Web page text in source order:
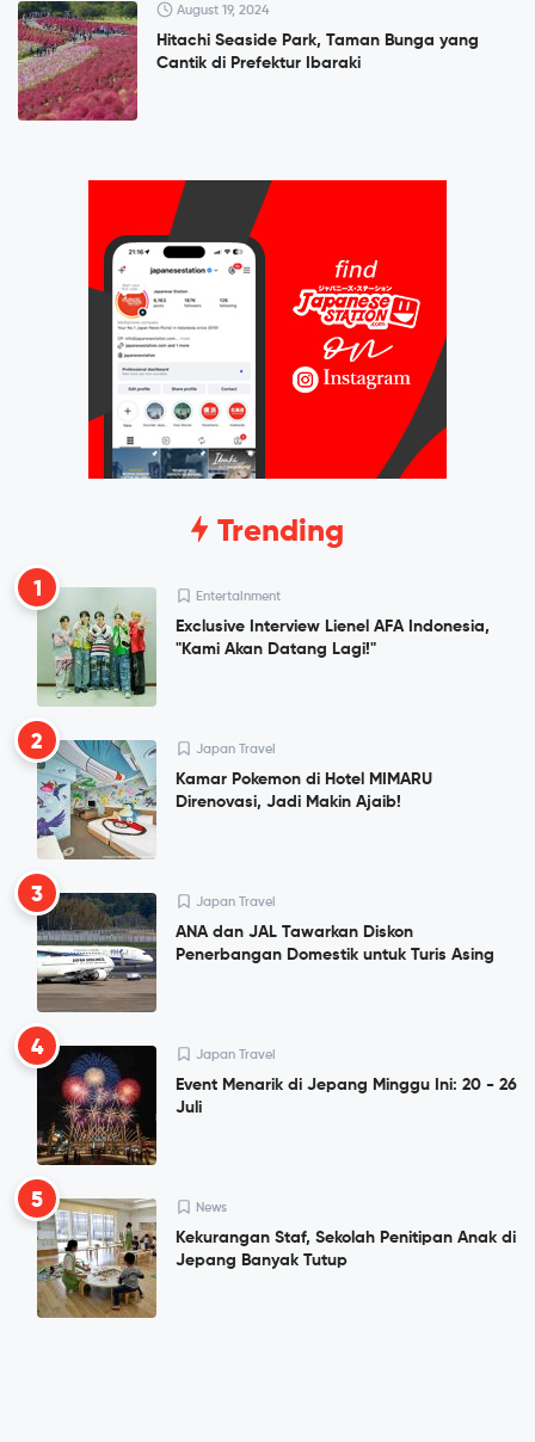
August 19, 2024
Hitachi Seaside Park, Taman Bunga yang
Cantik di Prefektur Ibaraki
Trending
1 Entertainment
Exclusive Interview Lienel AFA Indonesia,
"Kami Akan Datang Lagi!"
2 Japan Travel
Kamar Pokemon di Hotel MIMARU
Direnovasi, Jadi Makin Ajaib!
3 Japan Travel
ANA dan JAL Tawarkan Diskon
Penerbangan Domestik untuk Turis Asing
4 Japan Travel
Event Menarik di Jepang Minggu Ini: 20 - 26
Juli
5 News
Kekurangan Staf, Sekolah Penitipan Anak di
Jepang Banyak Tutup